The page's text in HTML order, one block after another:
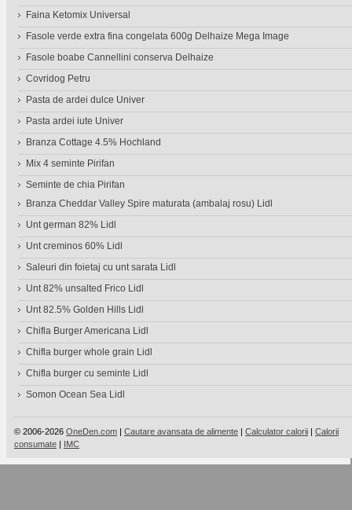
Faina Ketomix Universal
Fasole verde extra fina congelata 600g Delhaize Mega Image
Fasole boabe Cannellini conserva Delhaize
Covridog Petru
Pasta de ardei dulce Univer
Pasta ardei iute Univer
Branza Cottage 4.5% Hochland
Mix 4 seminte Pirifan
Seminte de chia Pirifan
Branza Cheddar Valley Spire maturata (ambalaj rosu) Lidl
Unt german 82% Lidl
Unt creminos 60% Lidl
Saleuri din foietaj cu unt sarata Lidl
Unt 82% unsalted Frico Lidl
Unt 82.5% Golden Hills Lidl
Chifla Burger Americana Lidl
Chifla burger whole grain Lidl
Chifla burger cu seminte Lidl
Somon Ocean Sea Lidl
© 2006-2026 OneDen.com | Cautare avansata de alimente | Calculator calorii | Calorii
consumate | IMC